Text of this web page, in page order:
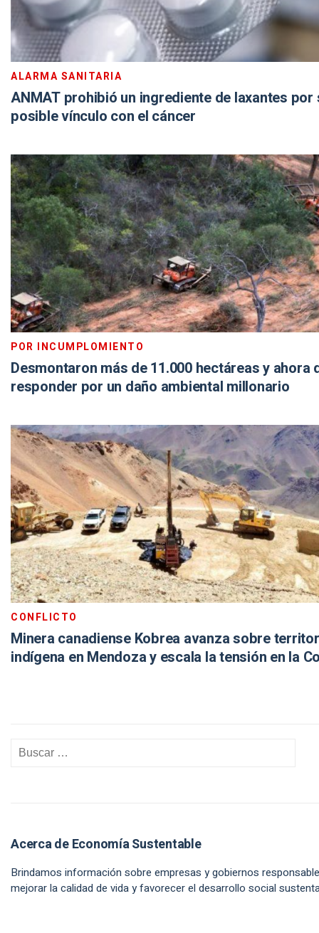
ALARMA SANITARIA
ANMAT prohibió un ingrediente de laxantes por
posible vínculo con el cáncer
POR INCUMPLOMIENTO
Desmontaron más de 11.000 hectáreas y ahora
responder por un daño ambiental millonario
CONFLICTO
Minera canadiense Kobrea avanza sobre
indígena en Mendoza y escala la tensión en la
Acerca de Economía Sustentable
Brindamos información sobre empresas y gobiernos
mejorar la calidad de vida y favorecer el desarrollo social